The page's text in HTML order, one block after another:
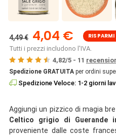
4,49 € 4,04 €
RISPARMI
Tutti i prezzi includono l'IVA.
4,82/5 - 11
Spedizione GRATUITA per ordini
Spedizione Veloce: 1-2 giorni
Aggiungi un pizzico di magia
Celtico grigio di Guerande
proveniente dalle coste